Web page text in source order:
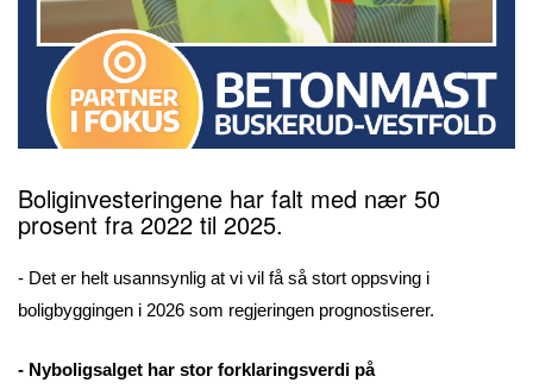
Boliginvesteringene har falt med nær 50
prosent fra 2022 til 2025.
- Det er helt usannsynlig at vi vil få så stort oppsving i
boligbyggingen i 2026 som regjeringen prognostiserer.
- Nyboligsalget har stor forklaringsverdi på